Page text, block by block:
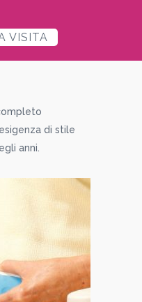
VISITA
di stile
anni.